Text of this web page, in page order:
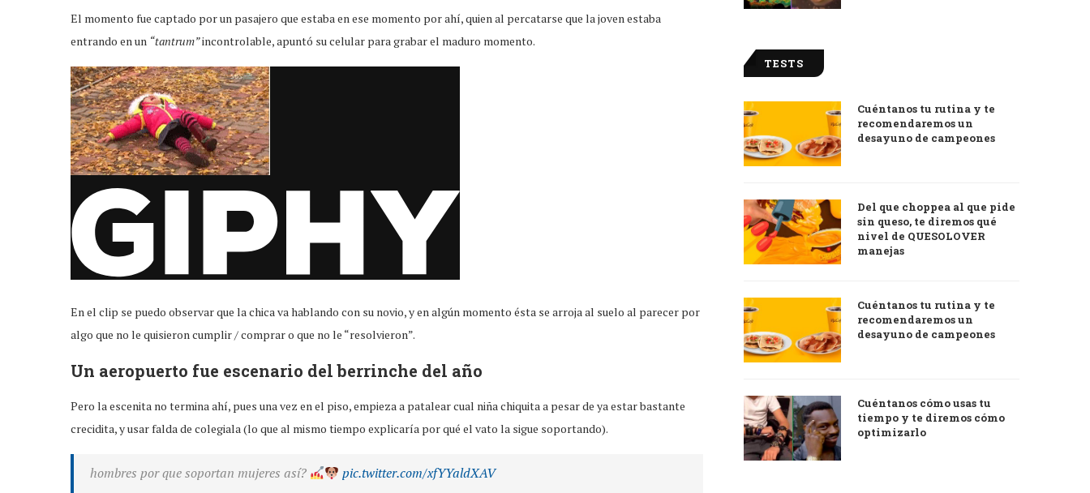
El momento fue captado por un pasajero que estaba en ese momento por ahí, quien al percatarse que la joven estaba
entrando en un “tantrum”incontrolable, apuntó su celular para grabar el maduro momento.
En el clip se puedo observar que la chica va hablando con su novio, y en algún momento ésta se arroja al suelo al parecer por
algo que no le quisieron cumplir / comprar o que no le “resolvieron”.
Un aeropuerto fue escenario del berrinche del año
Pero la escenita no termina ahí, pues una vez en el piso, empieza a patalear cual niña chiquita a pesar de ya estar bastante
crecidita, y usar falda de colegiala (lo que al mismo tiempo explicaría por qué el vato la sigue soportando).
hombres por que soportan mujeres así? pic.twitter.com/xfYYaldXAV
TESTS
Cuéntanos tu rutina y te
recomendaremos un
desayuno de campeones
Del que choppea al que pide
sin queso, te diremos qué
nivel de QUESOLOVER
manejas
Cuéntanos tu rutina y te
recomendaremos un
desayuno de campeones
Cuéntanos cómo usas tu
tiempo y te diremos cómo
optimizarlo